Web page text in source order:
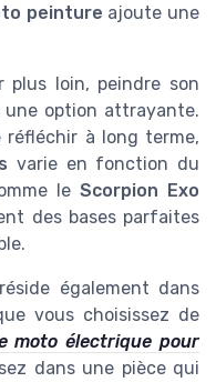
peinture ajoute une
plus loin, peindre son
une option attrayante.
à long terme,
varie en fonction du
le Scorpion Exo
des bases parfaites
réside également dans
vous choisissez de
moto électrique pour
dans une pièce qui